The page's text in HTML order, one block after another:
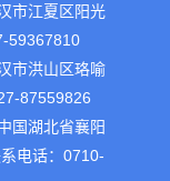
市江夏区阳光
59367810
市洪山区珞喻
87559826
国湖北省襄阳
电话：0710-